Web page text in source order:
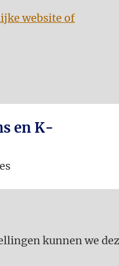
website of
en K-
kunnen we